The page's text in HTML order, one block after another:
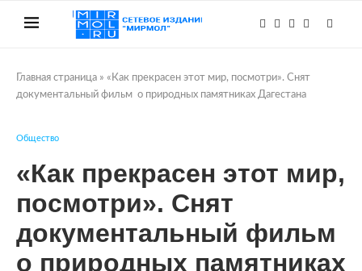
Главная страница » «Как прекрасен этот мир, посмотри». Снят
документальный фильм о природных памятниках Дагестана
Общество
«Как прекрасен этот мир,
посмотри». Снят
документальный фильм
о природных памятниках